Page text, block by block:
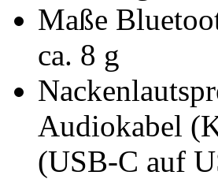
Maße
ca. 8 g
Audiokabel
(USB-C auf